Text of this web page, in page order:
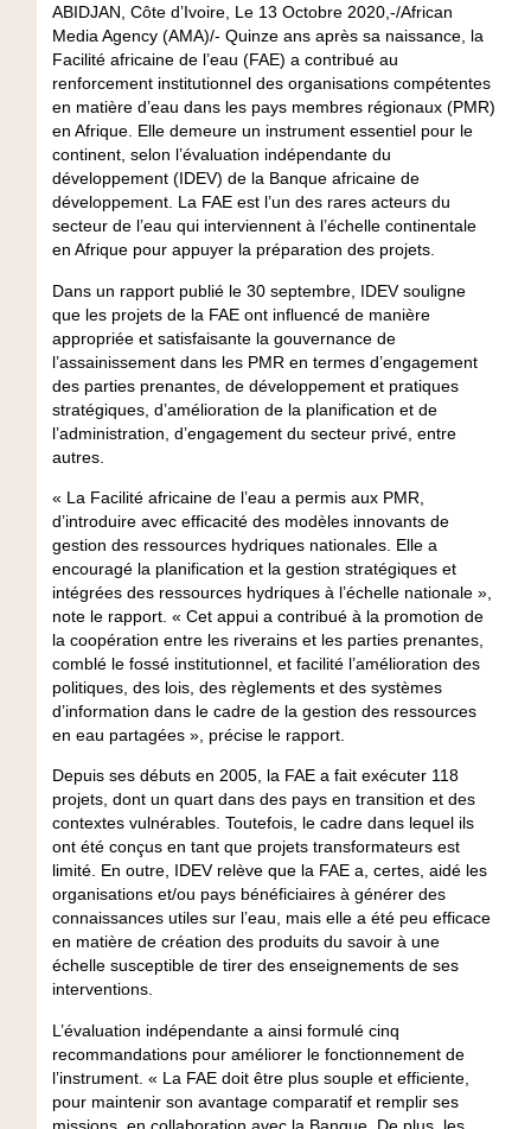
ABIDJAN, Côte d’Ivoire, Le 13 Octobre 2020,-/African
Media Agency (AMA)/- Quinze ans après sa naissance, la
Facilité africaine de l’eau (FAE) a contribué au
renforcement institutionnel des organisations compétentes
en matière d’eau dans les pays membres régionaux (PMR)
en Afrique. Elle demeure un instrument essentiel pour le
continent, selon l’évaluation indépendante du
développement (IDEV) de la Banque africaine de
développement. La FAE est l’un des rares acteurs du
secteur de l’eau qui interviennent à l’échelle continentale
en Afrique pour appuyer la préparation des projets.
Dans un rapport publié le 30 septembre, IDEV souligne
que les projets de la FAE ont influencé de manière
appropriée et satisfaisante la gouvernance de
l’assainissement dans les PMR en termes d’engagement
des parties prenantes, de développement et pratiques
stratégiques, d’amélioration de la planification et de
l’administration, d’engagement du secteur privé, entre
autres.
« La Facilité africaine de l’eau a permis aux PMR,
d’introduire avec efficacité des modèles innovants de
gestion des ressources hydriques nationales. Elle a
encouragé la planification et la gestion stratégiques et
intégrées des ressources hydriques à l’échelle nationale »,
note le rapport. « Cet appui a contribué à la promotion de
la coopération entre les riverains et les parties prenantes,
comblé le fossé institutionnel, et facilité l’amélioration des
politiques, des lois, des règlements et des systèmes
d’information dans le cadre de la gestion des ressources
en eau partagées », précise le rapport.
Depuis ses débuts en 2005, la FAE a fait exécuter 118
projets, dont un quart dans des pays en transition et des
contextes vulnérables. Toutefois, le cadre dans lequel ils
ont été conçus en tant que projets transformateurs est
limité. En outre, IDEV relève que la FAE a, certes, aidé les
organisations et/ou pays bénéficiaires à générer des
connaissances utiles sur l’eau, mais elle a été peu efficace
en matière de création des produits du savoir à une
échelle susceptible de tirer des enseignements de ses
interventions.
L’évaluation indépendante a ainsi formulé cinq
recommandations pour améliorer le fonctionnement de
l’instrument. « La FAE doit être plus souple et efficiente,
pour maintenir son avantage comparatif et remplir ses
missions, en collaboration avec la Banque. De plus, les